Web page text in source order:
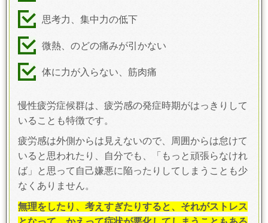
思考力、集中力の低下
微熱、のどの痛みが引かない
体に力が入らない、筋肉痛
慢性疲労症候群は、疲労感の発症時期がはっきりして
いることも特徴です。
疲労感は外側からは見えないので、周囲からは怠けて
いると思われたり、自分でも、「もっと頑張らなけれ
ば」と思って自己嫌悪に陥ったりしてしまうことも少
なくありません。
無理をしたり、考えすぎたりすると、それがストレス